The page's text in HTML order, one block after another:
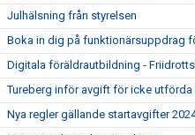
Julhälsning från styrelsen
Boka in dig på funktionärsuppdrag
Digitala föräldrautbildning -
Tureberg inför avgift för icke
Nya regler gällande startavgifter